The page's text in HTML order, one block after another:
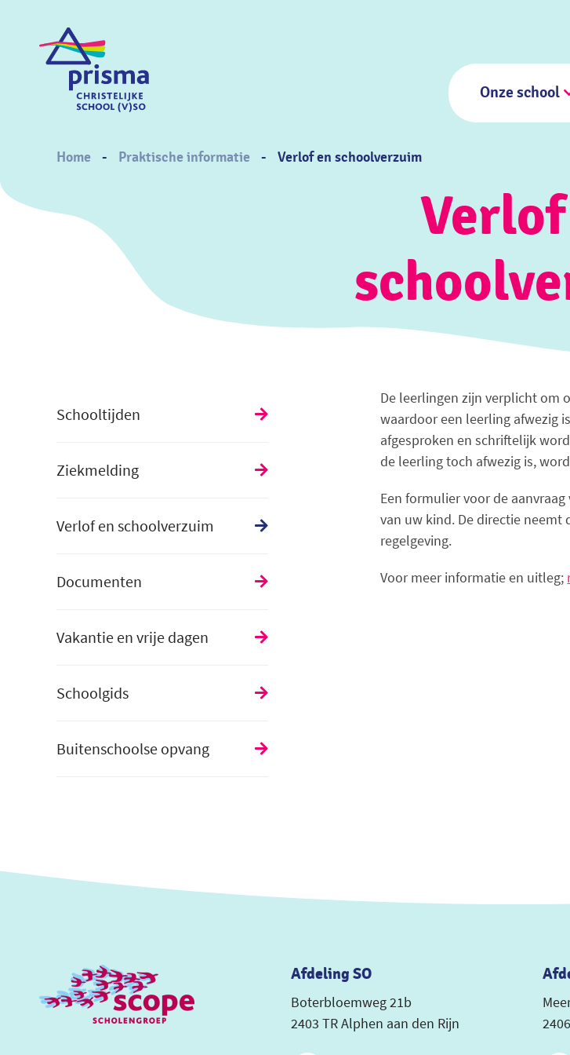
Onze school
Breadcrumb
Home Praktische informatie Verlof en schoolverzuim
Schooltijden
Ziekmelding
Verlof en schoolverzuim
Documenten
Vakantie en vrije dagen
Schoolgids
Buitenschoolse opvang
De leerlingen zijn verplicht om
waardoor een leerling afwezig
afgesproken en schriftelijk
de leerling toch afwezig is,
Een formulier voor de
van uw kind. De directie neemt
regelgeving.
Voor meer informatie en uitleg;
Afdeling SO
Boterbloemweg 21b
2403 TR Alphen aan den Rijn